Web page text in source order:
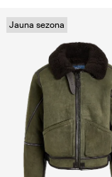
Jauna sezona